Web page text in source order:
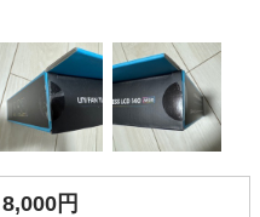
8,000円